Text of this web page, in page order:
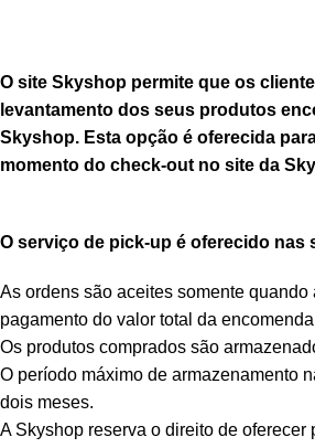
O site Skyshop permite que os
levantamento dos seus produtos
Skyshop. Esta opção é oferecida
momento do check-out no site da
O serviço de pick-up é oferecido nas
As ordens são aceites somente
pagamento do valor total da
Os produtos comprados são
O período máximo de armazenamento
dois meses.
A Skyshop reserva o direito de oferecer